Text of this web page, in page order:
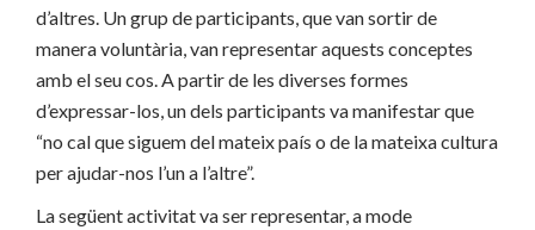
d’altres. Un grup de participants, que van sortir de
manera voluntària, van representar aquests conceptes
amb el seu cos. A partir de les diverses formes
d’expressar-los, un dels participants va manifestar que
“no cal que siguem del mateix país o de la mateixa cultura
per ajudar-nos l’un a l’altre”.
La següent activitat va ser representar, a mode